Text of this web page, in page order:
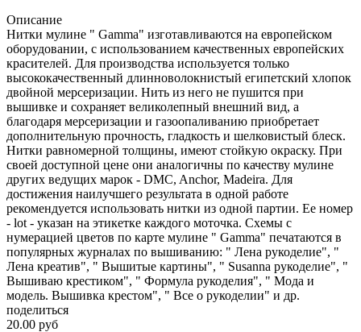
Описание
Нитки мулине " Gamma" изготавливаются на европейском
оборудовании, с использованием качественных европейских
красителей. Для производства используется только
высококачественный длинноволокнистый египетский хлопок
двойной мерсеризации. Нить из него не пушится при
вышивке и сохраняет великолепный внешний вид, а
благодаря мерсеризации и газоопаливанию приобретает
дополнительную прочность, гладкость и шелковистый блеск.
Нитки равномерной толщины, имеют стойкую окраску. При
своей доступной цене они аналогичны по качеству мулине
других ведущих марок - DMC, Anchor, Madeira. Для
достижения наилучшего результата в одной работе
рекомендуется использовать нитки из одной партии. Ее номер
- lot - указан на этикетке каждого моточка. Схемы с
нумерацией цветов по карте мулине " Gamma" печатаются в
популярных журналах по вышиванию: " Лена рукоделие", "
Лена креатив", " Вышитые картины", " Susanna рукоделие", "
Вышиваю крестиком", " Формула рукоделия", " Мода и
модель. Вышивка крестом", " Все о рукоделии" и др.
поделиться
20.00 руб